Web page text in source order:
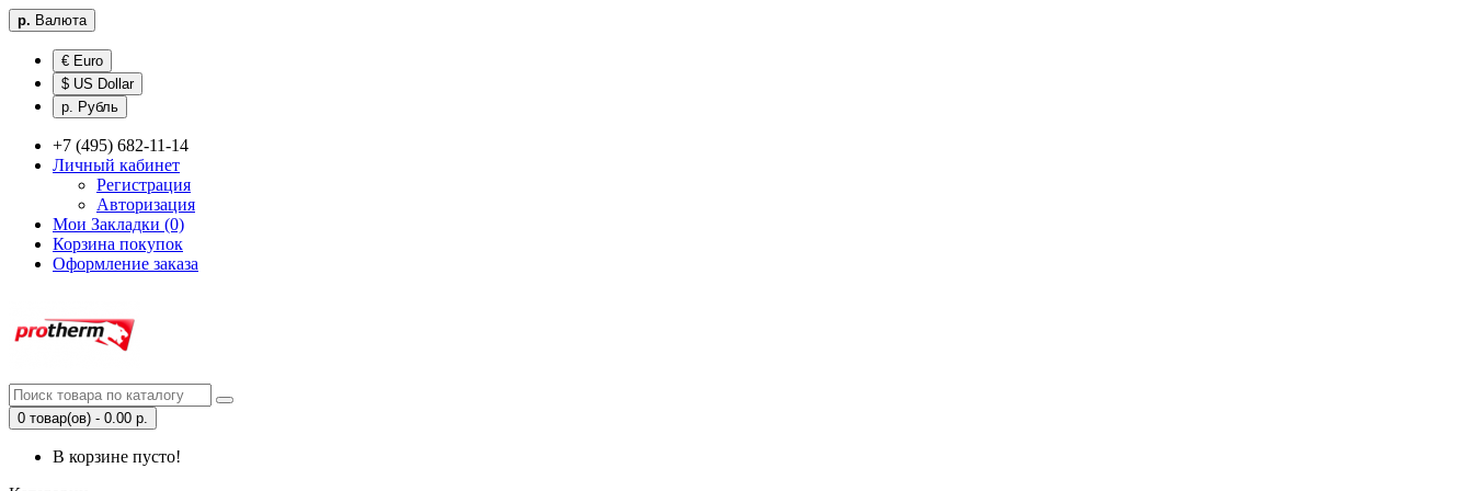
р. Валюта
€ Euro
$ US Dollar
р. Рубль
+7 (495) 682-11-14
Личный кабинет
Регистрация
Авторизация
Мои Закладки (0)
Корзина покупок
Оформление заказа
0 товар(ов) - 0.00 р.
В корзине пусто!